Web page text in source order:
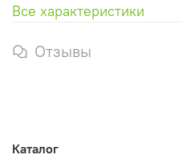
Все характеристики
Отзывы
Каталог